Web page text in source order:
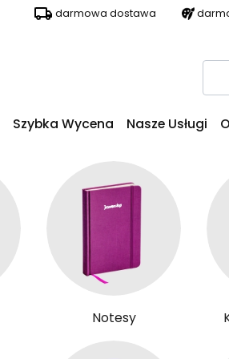
darmowa dostawa
Szybka Wycena Nasze Usługi
Notesy